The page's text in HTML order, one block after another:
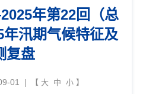
年第22回（总
汛期气候特征及
复盘
01 | 【 大 中 小】